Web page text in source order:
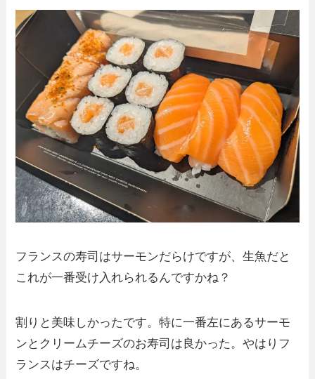
フランスの寿司はサーモンだらけですが、生魚だと
これが一番受け入れられるんですかね？
割りと美味しかったです。特に一番左にあるサーモ
ンとクリームチーズのお寿司は良かった。やはりフ
ランスはチーズですね。